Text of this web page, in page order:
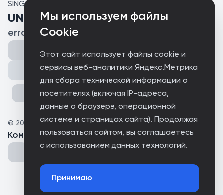
Мы используем файлы
Cookie
Этот сайт использует файлы cookie и
сервисы веб-аналитики Яндекс.Метрика
для сбора технической информации о
посетителях (включая IP-адреса,
данные о браузере, операционной
системе и страницах сайта). Продолжая
пользоваться сайтом, вы соглашаетесь
с использованием данных технологий.
Принимаю
SINGLE
UNISON
errortype
Поделиться
© 2026 errortype
Комментарии(0 )